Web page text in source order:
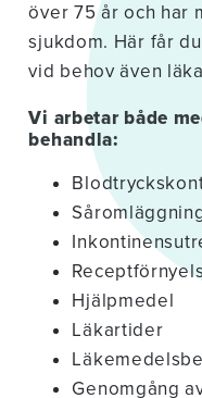
över 75 år och har
sjukdom. Här får
vid behov även
Vi arbetar både
behandla:
Hjälpmedel
Läkartider
Genomgång